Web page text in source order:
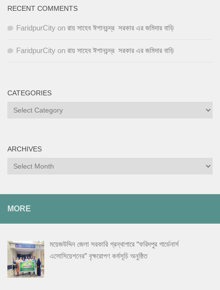
RECENT COMMENTS
FaridpurCity on রায় সাহেব ঈশানচন্দ্র সরকার এর জমিদার বাড়ি
FaridpurCity on রায় সাহেব ঈশানচন্দ্র সরকার এর জমিদার বাড়ি
CATEGORIES
Categories
ARCHIVES
Archives
MORE
ময়েজউদ্দিন জেলা সরকারি গ্রন্থাগারে “ফরিদপুর গার্ডেনার্স
এসোসিয়েশনের” বৃক্ষরোপণ কর্মসূচি অনুষ্ঠিত